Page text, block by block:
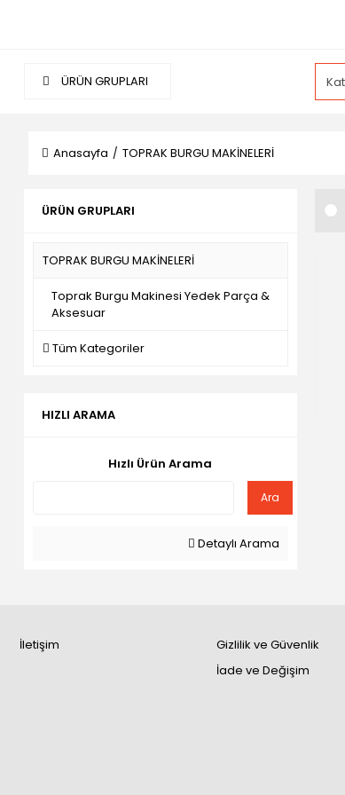
ÜRÜN GRUPLARI
Anasayfa TOPRAK BURGU MAKİNELERİ
ÜRÜN GRUPLARI
TOPRAK BURGU MAKİNELERİ
Toprak Burgu Makinesi Yedek Parça &
Aksesuar
Tüm Kategoriler
HIZLI ARAMA
Hızlı Ürün Arama
Ara
Detaylı Arama
İletişim
Gizlilik ve Güvenlik
İade ve Değişim